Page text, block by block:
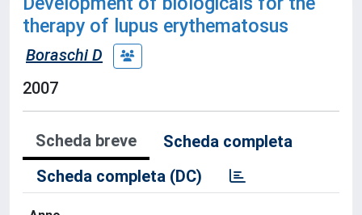
therapy of lupus erythematosus
Boraschi D
2007
Scheda breve
Scheda completa
Scheda completa (DC)